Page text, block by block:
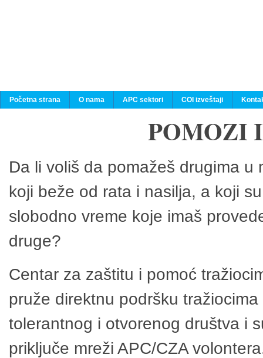
Početna strana O nama APC sektori COI izveštaji
POMOZI
Da li voliš da pomažeš drugima
koji beže od rata i nasilja, a koji
slobodno vreme koje imaš
druge?
Centar za zaštitu i pomoć
pruže direktnu podršku
tolerantnog i otvorenog društva i
priključe mreži APC/CZA